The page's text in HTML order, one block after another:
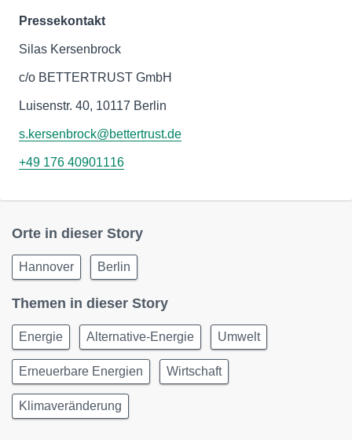
Pressekontakt
Silas Kersenbrock
c/o BETTERTRUST GmbH
Luisenstr. 40, 10117 Berlin
s.kersenbrock@bettertrust.de
+49 176 40901116
Orte in dieser Story
Hannover Berlin
Themen in dieser Story
Energie Alternative-Energie Umwelt
Erneuerbare Energien Wirtschaft
Klimaveränderung